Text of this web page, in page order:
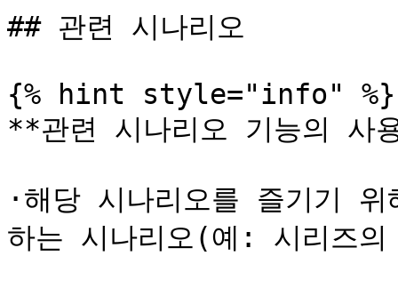
## 관련 시나리오
{% hint style="info" %}
**관련 시나리오 기능의 사
·해당 시나리오를 즐기기
하는 시나리오(예: 시리즈